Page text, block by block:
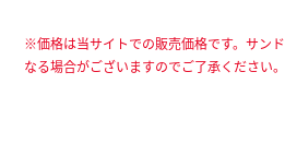
※価格は当サイトでの販売価格です。サン
なる場合がございますのでご了承ください。